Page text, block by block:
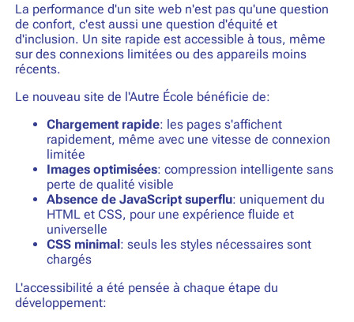
La performance d'un site web n'est pas qu'une question
de confort, c'est aussi une question d'équité et
d'inclusion. Un site rapide est accessible à tous, même
sur des connexions limitées ou des appareils moins
récents.
Le nouveau site de l'Autre École bénéficie de:
Chargement rapide: les pages s'affichent
rapidement, même avec une vitesse de connexion
limitée
Images optimisées: compression intelligente sans
perte de qualité visible
Absence de JavaScript superflu: uniquement du
HTML et CSS, pour une expérience fluide et
universelle
CSS minimal : seuls les styles nécessaires sont
chargés
L'accessibilité a été pensée à chaque étape du
développement: